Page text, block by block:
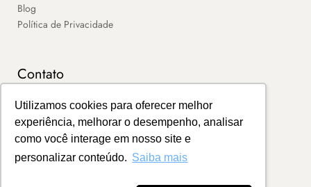
Utilizamos cookies para oferecer melhor
experiência, melhorar o desempenho, analisar
como você interage em nosso site e
personalizar conteúdo. Saiba mais
Blog
Política de Privacidade
Contato
SAC
Contato
Portal de Boletos